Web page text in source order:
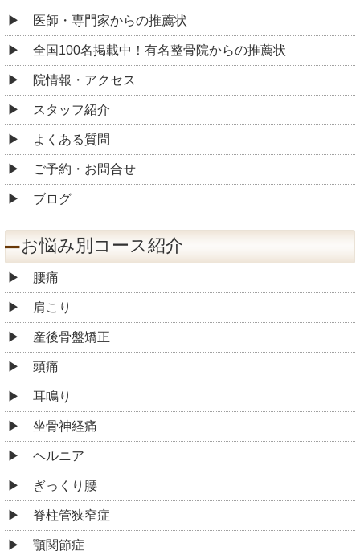
医師・専門家からの推薦状
全国100名掲載中！有名整骨院からの推薦状
院情報・アクセス
スタッフ紹介
よくある質問
ご予約・お問合せ
ブログ
お悩み別コース紹介
腰痛
肩こり
産後骨盤矯正
頭痛
耳鳴り
坐骨神経痛
ヘルニア
ぎっくり腰
脊柱管狭窄症
顎関節症